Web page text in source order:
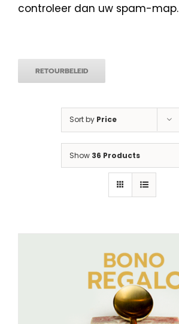
controleer dan uw spam-map.
RETOURBELEID
Sort by Price
Show 36 Products